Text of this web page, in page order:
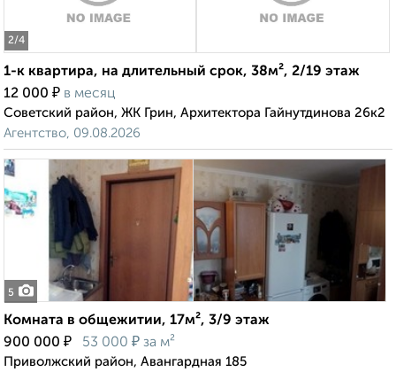
2/4
1-к квартира, на длительный срок, 38м², 2/19 этаж
12 000 ₽ в месяц
Советский район, ЖК Грин, Архитектора Гайнутдинова 26к2
Агентство, 09.08.2026
5
Комната в общежитии, 17м², 3/9 этаж
900 000 ₽ 53 000 ₽ за м²
Приволжский район, Авангардная 185